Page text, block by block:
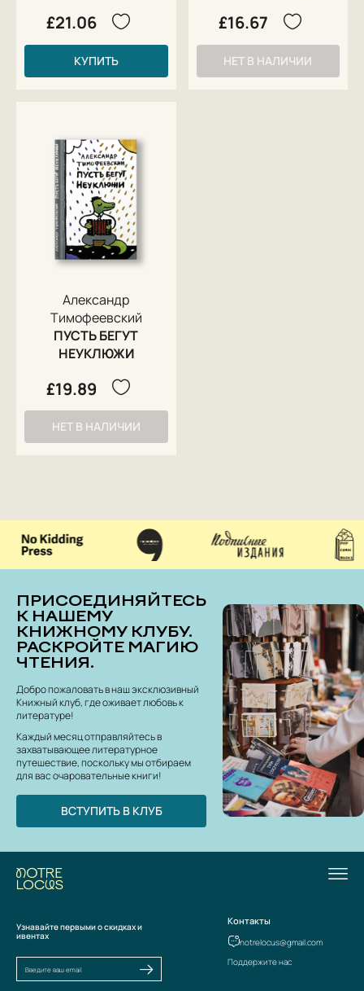
£21.06
КУПИТЬ
£16.67
НЕТ В НАЛИЧИИ
Александр
Тимофеевский
ПУСТЬ БЕГУТ
НЕУКЛЮЖИ
£19.89
НЕТ В НАЛИЧИИ
ПРИСОЕДИНЯЙТЕСЬ
К НАШЕМУ
КНИЖНОМУ КЛУБУ.
РАСКРОЙТЕ МАГИЮ
ЧТЕНИЯ.
Добро пожаловать в наш эксклюзивный
Книжный клуб, где оживает любовь к
литературе!
Каждый месяц отправляйтесь в
захватывающее литературное
путешествие, поскольку мы отбираем
для вас очаровательные книги!
ВСТУПИТЬ В КЛУБ
Узнавайте первыми о скидках и
ивентах
Контакты
notrelocus@gmail.com
Поддержите нас